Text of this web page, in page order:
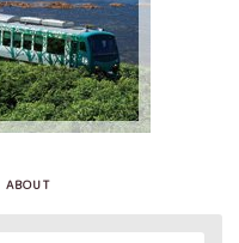
ABOUT